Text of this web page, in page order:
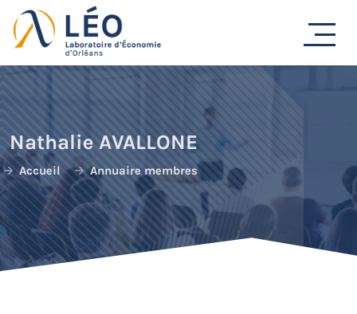
Passer
au
contenu
Nathalie AVALLONE
Accueil Annuaire membres